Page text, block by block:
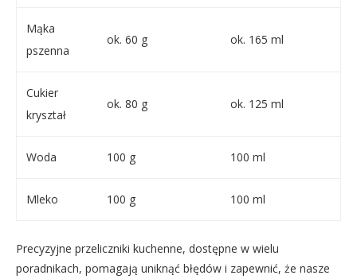
Mąka
pszenna
ok. 60 g ok. 165 ml
Cukier
kryształ
ok. 80 g ok. 125 ml
Woda 100 g 100 ml
Mleko 100 g 100 ml
Precyzyjne przeliczniki kuchenne, dostępne w wielu
poradnikach, pomagają uniknąć błędów i zapewnić, że nasze